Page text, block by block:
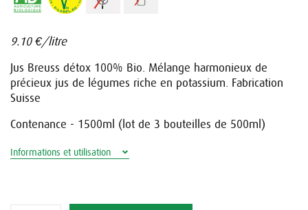
9.10 €/litre
Jus Breuss détox 100% Bio. Mélange harmonieux de
précieux jus de légumes riche en potassium. Fabrication
Suisse
Contenance - 1500ml (lot de 3 bouteilles de 500ml)
Informations et utilisation